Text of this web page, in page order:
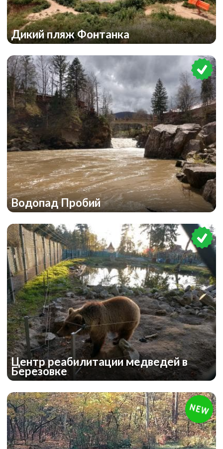
Дикий пляж Фонтанка
Водопад Пробий
Центр реабилитации медведей в
Березовке